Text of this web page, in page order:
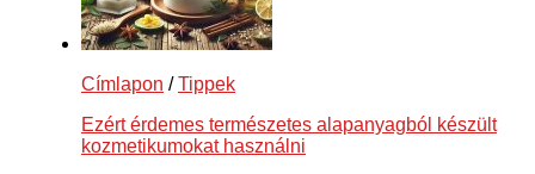
Címlapon /Tippek
Ezért érdemes természetes alapanyagból készült
kozmetikumokat használni